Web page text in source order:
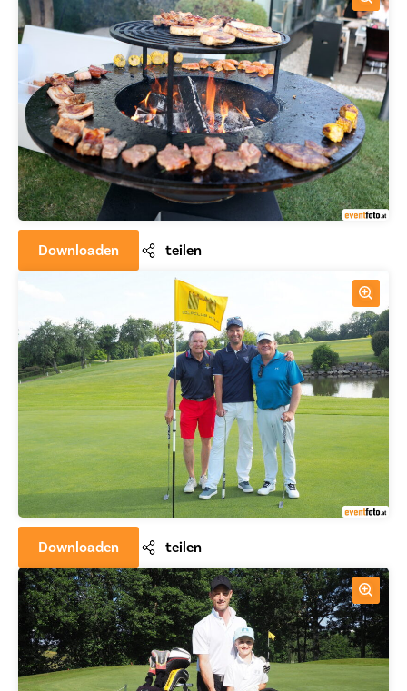
Downloaden teilen
Downloaden teilen